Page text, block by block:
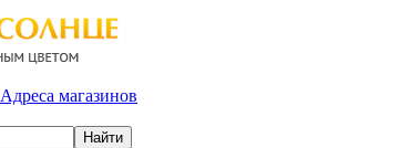
Адреса магазинов